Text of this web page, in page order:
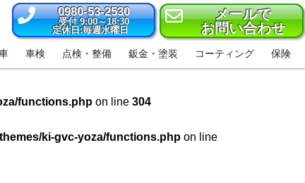
0980-53-2530
受付 9:00～18:30
定休日:毎週水曜日
メールで
お問い合わせ
車検 点検・整備 鈑金・塗装 コーティング 保険
functions.php on line 304
ki-gvc-yoza/functions.php on line